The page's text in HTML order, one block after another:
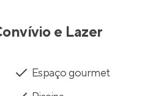
e Lazer
Espaço gourmet